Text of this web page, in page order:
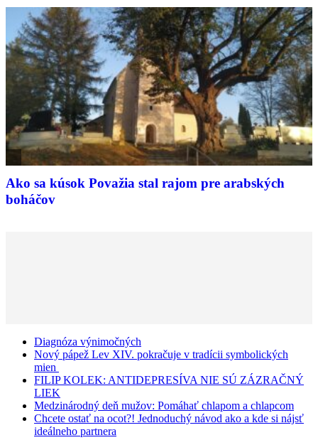
Ako sa kúsok Považia stal rajom pre arabských
boháčov
Diagnóza výnimočných
Nový pápež Lev XIV. pokračuje v tradícii symbolických
mien
FILIP KOLEK: ANTIDEPRESÍVA NIE SÚ ZÁZRAČNÝ
LIEK
Medzinárodný deň mužov: Pomáhať chlapom a chlapcom
Chcete ostať na ocot?! Jednoduchý návod ako a kde si nájsť
ideálneho partnera